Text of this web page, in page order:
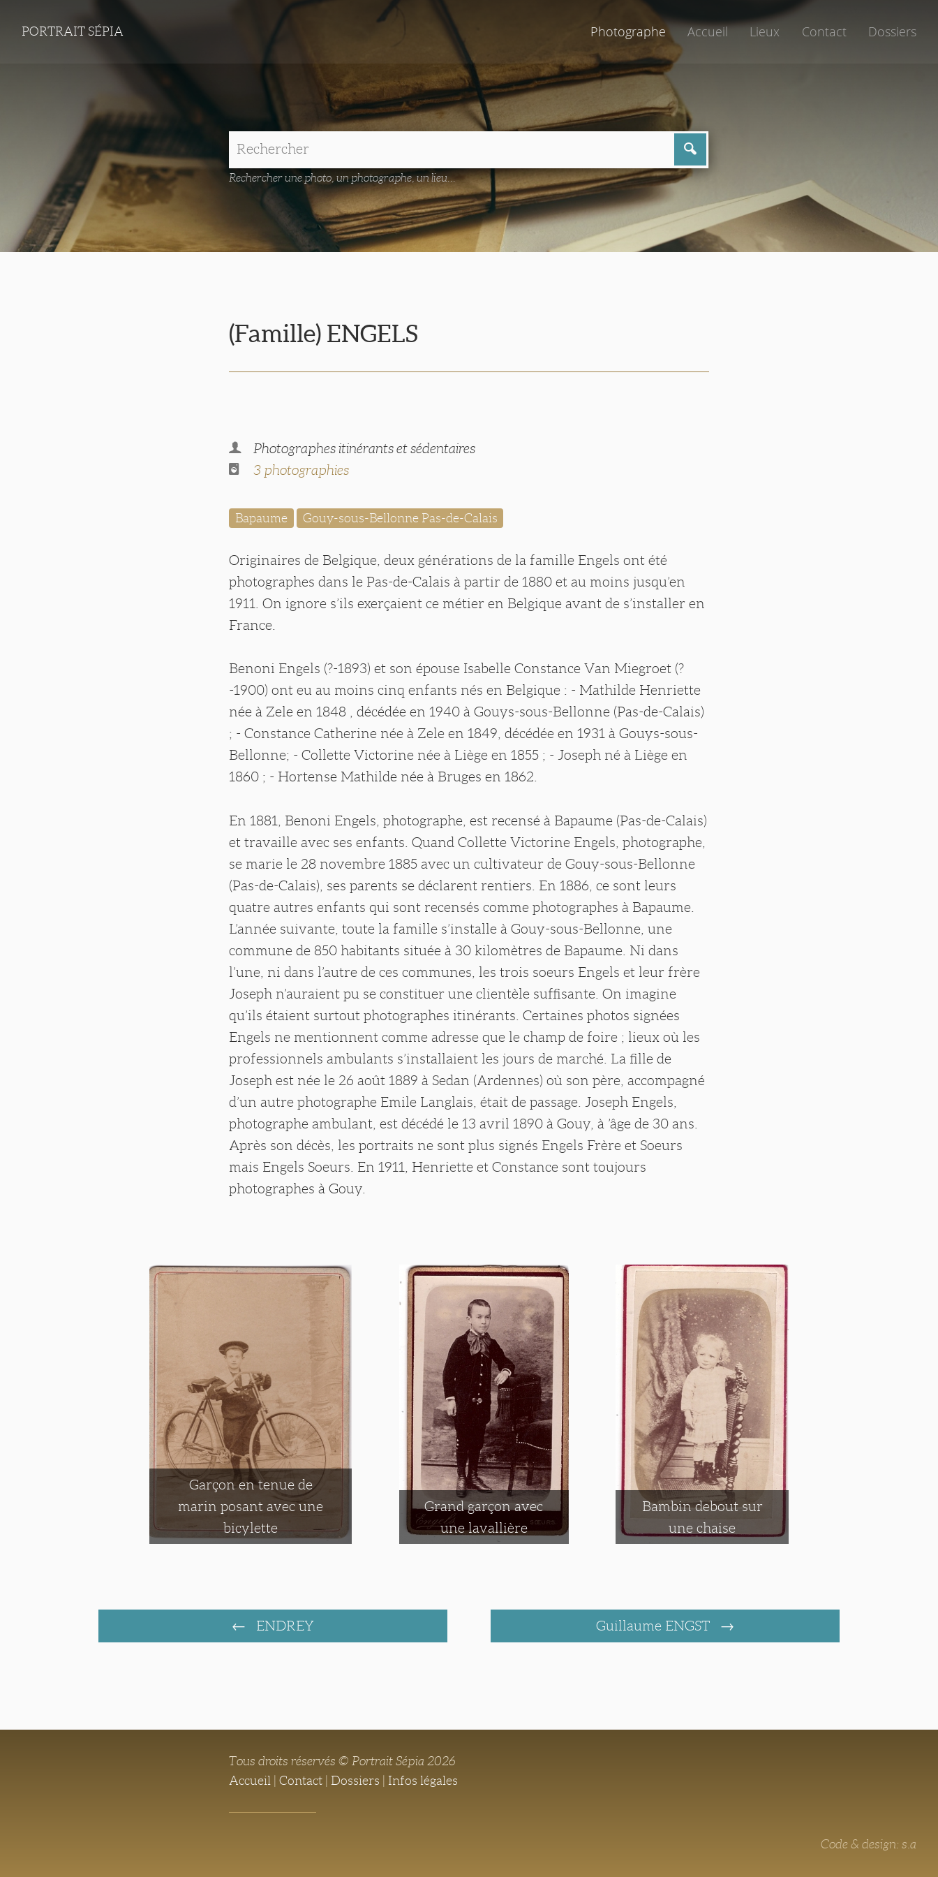
PORTRAIT SÉPIA Photographe Accueil Lieux Contact Dossiers
Rechercher une photo, un photographe, un lieu...
(Famille) ENGELS
Photographes itinérants et sédentaires
3 photographies
Bapaume Gouy-sous-Bellonne Pas-de-Calais
Originaires de Belgique, deux générations de la famille Engels ont été
photographes dans le Pas-de-Calais à partir de 1880 et au moins jusqu’en
1911. On ignore s’ils exerçaient ce métier en Belgique avant de s’installer en
France.
Benoni Engels (?-1893) et son épouse Isabelle Constance Van Miegroet (?
-1900) ont eu au moins cinq enfants nés en Belgique : - Mathilde Henriette
née à Zele en 1848 , décédée en 1940 à Gouys-sous-Bellonne (Pas-de-Calais)
; - Constance Catherine née à Zele en 1849, décédée en 1931 à Gouys-sous-
Bellonne; - Collette Victorine née à Liège en 1855 ; - Joseph né à Liège en
1860 ; - Hortense Mathilde née à Bruges en 1862.
En 1881, Benoni Engels, photographe, est recensé à Bapaume (Pas-de-Calais)
et travaille avec ses enfants. Quand Collette Victorine Engels, photographe,
se marie le 28 novembre 1885 avec un cultivateur de Gouy-sous-Bellonne
(Pas-de-Calais), ses parents se déclarent rentiers. En 1886, ce sont leurs
quatre autres enfants qui sont recensés comme photographes à Bapaume.
L’année suivante, toute la famille s’installe à Gouy-sous-Bellonne, une
commune de 850 habitants située à 30 kilomètres de Bapaume. Ni dans
l’une, ni dans l’autre de ces communes, les trois soeurs Engels et leur frère
Joseph n’auraient pu se constituer une clientèle suffisante. On imagine
qu’ils étaient surtout photographes itinérants. Certaines photos signées
Engels ne mentionnent comme adresse que le champ de foire ; lieux où les
professionnels ambulants s’installaient les jours de marché. La fille de
Joseph est née le 26 août 1889 à Sedan (Ardennes) où son père, accompagné
d’un autre photographe Emile Langlais, était de passage. Joseph Engels,
photographe ambulant, est décédé le 13 avril 1890 à Gouy, à ’âge de 30 ans.
Après son décès, les portraits ne sont plus signés Engels Frère et Soeurs
mais Engels Soeurs. En 1911, Henriette et Constance sont toujours
photographes à Gouy.
Garçon en tenue de
marin posant avec une
bicylette
Grand garçon avec
une lavallière
Bambin debout sur
une chaise
ENDREY Guillaume ENGST
Tous droits réservés © Portrait Sépia 2026
Accueil
|Contact Dossiers Infos légales
Code & design: s.a